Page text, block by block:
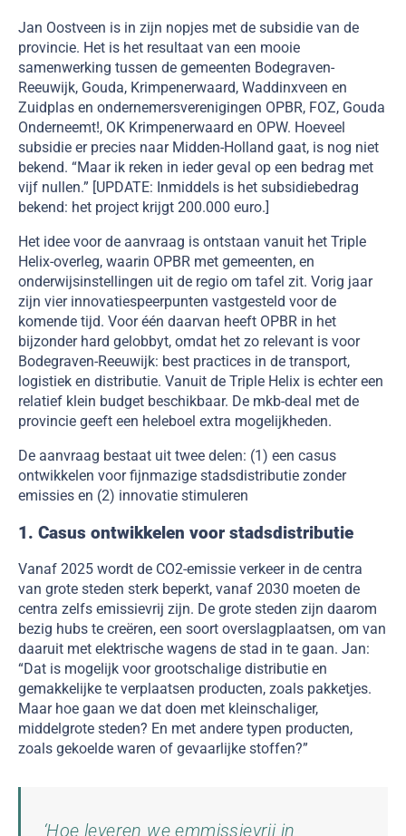
Jan Oostveen is in zijn nopjes met de subsidie van de
provincie. Het is het resultaat van een mooie
samenwerking tussen de gemeenten Bodegraven-
Reeuwijk, Gouda, Krimpenerwaard, Waddinxveen en
Zuidplas en ondernemersverenigingen OPBR, FOZ, Gouda
Onderneemt!, OK Krimpenerwaard en OPW. Hoeveel
subsidie er precies naar Midden-Holland gaat, is nog niet
bekend. “Maar ik reken in ieder geval op een bedrag met
vijf nullen.” [UPDATE: Inmiddels is het subsidiebedrag
bekend: het project krijgt 200.000 euro.]
Het idee voor de aanvraag is ontstaan vanuit het Triple
Helix-overleg, waarin OPBR met gemeenten, en
onderwijsinstellingen uit de regio om tafel zit. Vorig jaar
zijn vier innovatiespeerpunten vastgesteld voor de
komende tijd. Voor één daarvan heeft OPBR in het
bijzonder hard gelobbyt, omdat het zo relevant is voor
Bodegraven-Reeuwijk: best practices in de transport,
logistiek en distributie. Vanuit de Triple Helix is echter een
relatief klein budget beschikbaar. De mkb-deal met de
provincie geeft een heleboel extra mogelijkheden.
De aanvraag bestaat uit twee delen: (1) een casus
ontwikkelen voor fijnmazige stadsdistributie zonder
emissies en (2) innovatie stimuleren
1. Casus ontwikkelen voor stadsdistributie
Vanaf 2025 wordt de CO2-emissie verkeer in de centra
van grote steden sterk beperkt, vanaf 2030 moeten de
centra zelfs emissievrij zijn. De grote steden zijn daarom
bezig hubs te creëren, een soort overslagplaatsen, om van
daaruit met elektrische wagens de stad in te gaan. Jan:
“Dat is mogelijk voor grootschalige distributie en
gemakkelijke te verplaatsen producten, zoals pakketjes.
Maar hoe gaan we dat doen met kleinschaliger,
middelgrote steden? En met andere typen producten,
zoals gekoelde waren of gevaarlijke stoffen?”
‘Hoe leveren we emmissievrij in